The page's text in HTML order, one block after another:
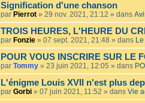
Signification d'une chanson
par Pierrot » 29 nov. 2021, 21:12 » dans
TROIS HEURES, L'HEURE DU
par Fonzie » 07 sept. 2021, 21:48 » dans
POUR VOUS INSCRIRE SUR LE
par Tommy » 23 juin 2021, 12:05 » dans
L'énigme Louis XVII n'est plus
par Gorbi » 07 juin 2021, 11:52 » dans Vie